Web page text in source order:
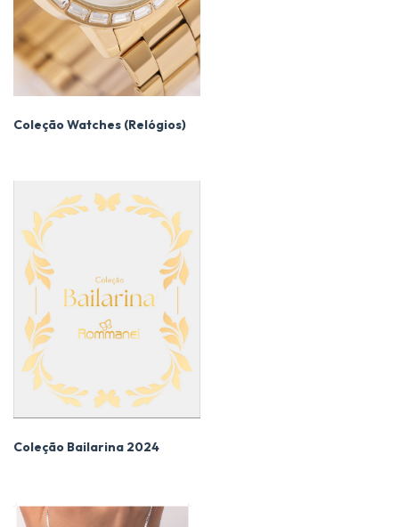
Coleção Watches (Relógios)
Coleção Bailarina 2024